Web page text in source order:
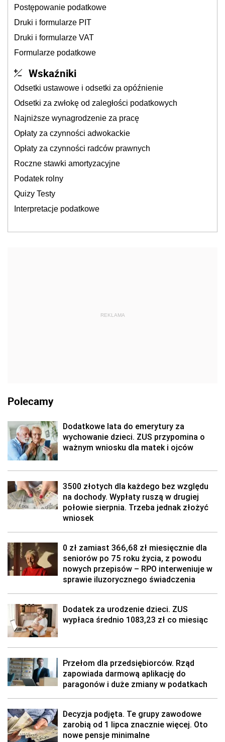
Postępowanie podatkowe
Druki i formularze PIT
Druki i formularze VAT
Formularze podatkowe
Wskaźniki
Odsetki ustawowe i odsetki za opóźnienie
Odsetki za zwłokę od zaległości podatkowych
Najniższe wynagrodzenie za pracę
Opłaty za czynności adwokackie
Opłaty za czynności radców prawnych
Roczne stawki amortyzacyjne
Podatek rolny
Quizy Testy
Interpretacje podatkowe
REKLAMA
Polecamy
Dodatkowe lata do emerytury za
wychowanie dzieci. ZUS przypomina o
ważnym wniosku dla matek i ojców
3500 złotych dla każdego bez względu
na dochody. Wypłaty ruszą w drugiej
połowie sierpnia. Trzeba jednak złożyć
wniosek
0 zł zamiast 366,68 zł miesięcznie dla
seniorów po 75 roku życia, z powodu
nowych przepisów – RPO interweniuje w
sprawie iluzorycznego świadczenia
Dodatek za urodzenie dzieci. ZUS
wypłaca średnio 1083,23 zł co miesiąc
Przełom dla przedsiębiorców. Rząd
zapowiada darmową aplikację do
paragonów i duże zmiany w podatkach
Decyzja podjęta. Te grupy zawodowe
zarobią od 1 lipca znacznie więcej. Oto
nowe pensje minimalne